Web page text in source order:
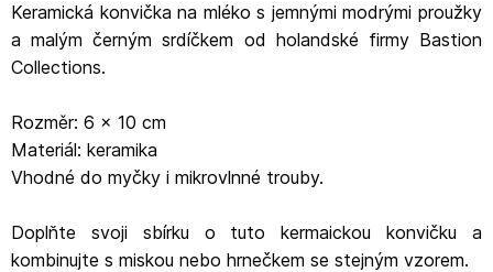
Keramická konvička na mléko s jemnými modrými proužky
a malým černým srdíčkem od holandské firmy Bastion
Collections.
Rozměr: 6 x 10 cm
Materiál: keramika
Vhodné do myčky i mikrovlnné trouby.
Doplňte svoji sbírku o tuto kermaickou konvičku a
kombinujte s miskou nebo hrnečkem se stejným vzorem.